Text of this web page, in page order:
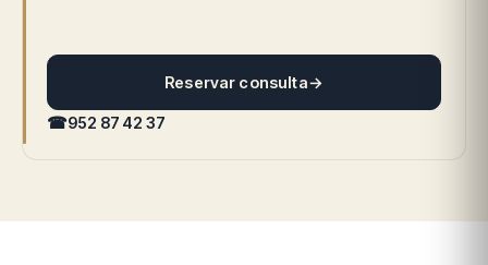
Reservar consulta→
☎952 87 42 37